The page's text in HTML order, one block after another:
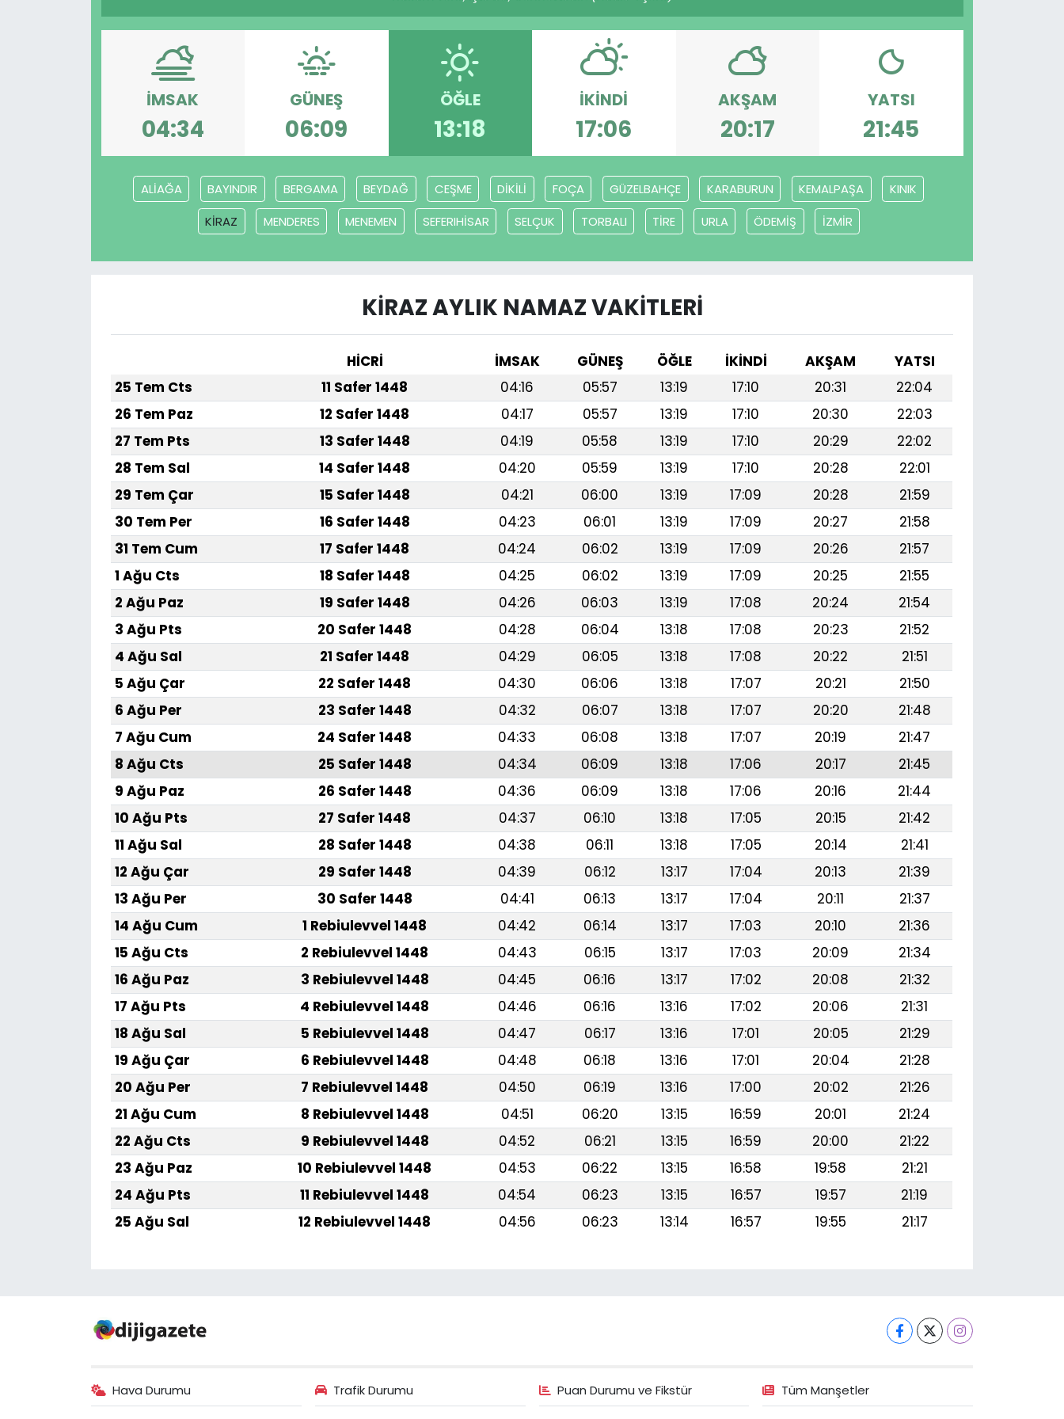
İMSAK
04:34
GÜNEŞ
06:09
ÖĞLE
13:18
İKINDI
17:06
AKŞAM
20:17
YATSI
21:45
ALİAĞA BAYINDIR BERGAMA BEYDAĞ CEŞME DİKİLİ FOÇA GÜZELBAHÇE KARABURUN KEMALPAŞA
KINIK
KİRAZ
MENDERES MENEMEN SEFERIHİSAR SELÇUK TORBALI TİRE URLA ÖDEMİŞ İZMİR
KİRAZ AYLIK NAMAZ VAKITLERI
HİCRİ İMSAK GÜNEŞ ÖĞLE İKINDI AKŞAM
YATSI
25 Tem Cts
11 Safer 1448 04:16 05:57 13:19 17:10 20:31
22:04
26 Tem Paz
12 Safer 1448 04:17 05:57 13:19 17:10 20:30
22:03
27 Tem Pts
13 Safer 1448 04:19 05:58 13:19 17:10 20:29
22:02
28 Tem Sal
14 Safer 1448 04:20 05:59 13:19 17:10 20:28
22:01
29 Tem Çar
15 Safer 1448 04:21 06:00 13:19 17:09 20:28
21:59
30 Tem Per
16 Safer 1448 04:23 06:01 13:19 17:09 20:27
21:58
31 Tem Cum
17 Safer 1448 04:24 06:02 13:19 17:09 20:26
21:57
1 Ağu Cts
18 Safer 1448 04:25 06:02 13:19 17:09 20:25
21:55
2 Ağu Paz
19 Safer 1448 04:26 06:03 13:19 17:08 20:24
21:54
3 Ağu Pts
20 Safer 1448 04:28 06:04 13:18 17:08 20:23
21:52
4 Ağu Sal
21 Safer 1448 04:29 06:05 13:18 17:08 20:22
21:51
5 Ağu Çar
22 Safer 1448 04:30 06:06 13:18 17:07 20:21
21:50
6 Ağu Per
23 Safer 1448 04:32 06:07 13:18 17:07 20:20
21:48
7 Ağu Cum
24 Safer 1448 04:33 06:08 13:18 17:07 20:19
21:47
8 Ağu Cts
25 Safer 1448 04:34 06:09 13:18 17:06 20:17
21:45
9 Ağu Paz
26 Safer 1448 04:36 06:09 13:18 17:06 20:16
21:44
10 Ağu Pts
27 Safer 1448 04:37 06:10 13:18 17:05 20:15
21:42
11 Ağu Sal
28 Safer 1448 04:38 06:11 13:18 17:05 20:14
21:41
12 Ağu Çar
29 Safer 1448 04:39 06:12 13:17 17:04 20:13
21:39
13 Ağu Per
30 Safer 1448 04:41 06:13 13:17 17:04 20:11
21:37
14 Ağu Cum
1 Rebiulevvel 1448 04:42 06:14 13:17 17:03 20:10
21:36
15 Ağu Cts
2 Rebiulevvel 1448 04:43 06:15 13:17 17:03 20:09
21:34
16 Ağu Paz
3 Rebiulevvel 1448 04:45 06:16 13:17 17:02 20:08
21:32
17 Ağu Pts
4 Rebiulevvel 1448 04:46 06:16 13:16 17:02 20:06
21:31
18 Ağu Sal
5 Rebiulevvel 1448 04:47 06:17 13:16 17:01 20:05
21:29
19 Ağu Çar
6 Rebiulevvel 1448 04:48 06:18 13:16 17:01 20:04
21:28
20 Ağu Per
7 Rebiulevvel 1448 04:50 06:19 13:16 17:00 20:02
21:26
21 Ağu Cum
8 Rebiulevvel 1448 04:51 06:20 13:15 16:59 20:01
21:24
22 Ağu Cts
9 Rebiulevvel 1448 04:52 06:21 13:15 16:59 20:00
21:22
23 Ağu Paz
10 Rebiulevvel 1448 04:53 06:22 13:15 16:58 19:58
21:21
24 Ağu Pts
11 Rebiulevvel 1448 04:54 06:23 13:15 16:57 19:57
21:19
25 Ağu Sal
12 Rebiulevvel 1448 04:56 06:23 13:14 16:57 19:55 21:17
Hava Durumu Trafik Durumu Puan Durumu ve Fikstür Tüm Manşetler
Gündem
KKTC YEREL SEÇİM 2018
Video Galeri